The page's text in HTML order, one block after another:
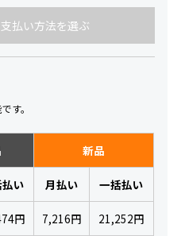
払い方法を選ぶ
す。
新品
い 月払い 一括払い
円 7,216円 21,252円